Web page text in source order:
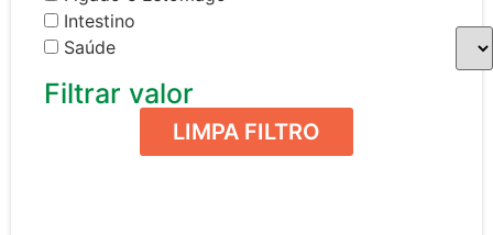
Intestino
Saúde
Filtrar valor
LIMPA FILTRO